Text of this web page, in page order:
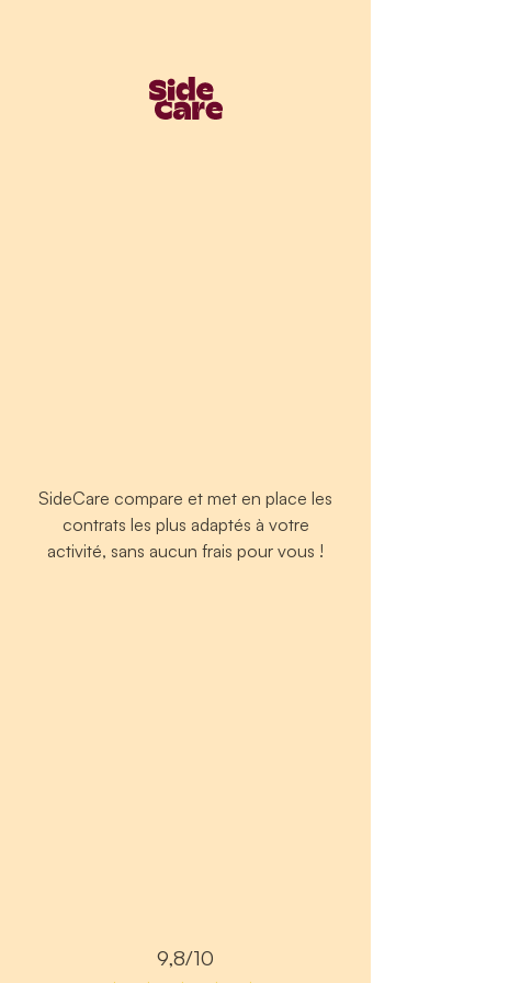
SideCare compare et met en place les
contrats les plus adaptés à votre
activité, sans aucun frais pour vous !
9,8/10